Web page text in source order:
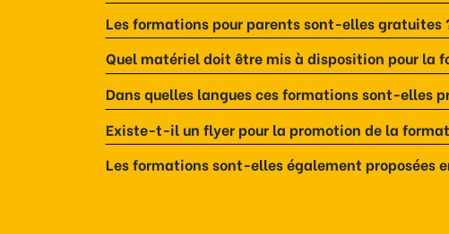
Les formations pour parents sont-elles gratuites
Quel matériel doit être mis à disposition pour la
Dans quelles langues ces formations sont-elles
Existe-t-il un flyer pour la promotion de la
Les formations sont-elles également proposées